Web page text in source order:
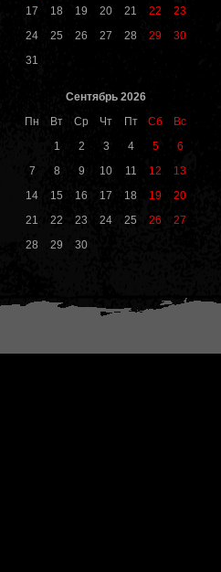
17
18 19 20 21 22
23
24
25 26 27 28 29
30
31
Сентябрь 2026
Пн
Вт Ср Чт Пт Сб
Вс
1
2 3 4 5
6
7
8 9 10 11 12
13
14
15 16 17 18 19
20
21
22 23 24 25 26
27
28
29 30